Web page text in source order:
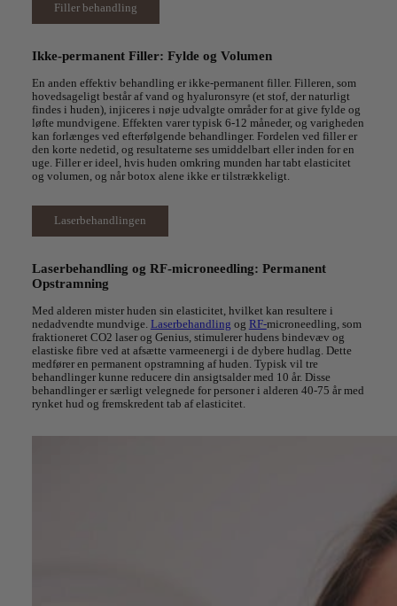
Filler behandling
Ikke-permanent Filler: Fylde og Volumen
En anden effektiv behandling er ikke-permanent filler. Filleren, som
hovedsageligt består af vand og hyaluronsyre (et stof, der naturligt
findes i huden), injiceres i nøje udvalgte områder for at give fylde og
løfte mundvigene. Effekten varer typisk 6-12 måneder, og varigheden
kan forlænges ved efterfølgende behandlinger. Fordelen ved filler er
den korte nedetid, og resultaterne ses umiddelbart eller inden for en
uge. Filler er ideel, hvis huden omkring munden har tabt elasticitet
og volumen, og når botox alene ikke er tilstrækkeligt.
Laserbehandlingen
Laserbehandling og RF-microneedling: Permanent
Opstramning
Med alderen mister huden sin elasticitet, hvilket kan resultere i
nedadvendte mundvige. Laserbehandling og RF-microneedling, som
fraktioneret CO2 laser og Genius, stimulerer hudens bindevæv og
elastiske fibre ved at afsætte varmeenergi i de dybere hudlag. Dette
medfører en permanent opstramning af huden. Typisk vil tre
behandlinger kunne reducere din ansigtsalder med 10 år. Disse
behandlinger er særligt velegnede for personer i alderen 40-75 år med
rynket hud og fremskredent tab af elasticitet.